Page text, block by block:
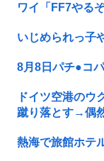
ワイ「FF7やる
いじめられっ子
8月8日パチ●コ
ドイツ空港の
蹴り落とす→偶
熱海で旅館ホテ